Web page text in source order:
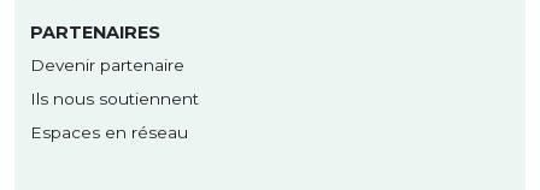
PARTENAIRES
Devenir partenaire
Ils nous soutiennent
Espaces en réseau